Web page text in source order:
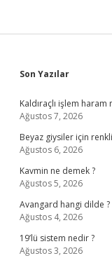
Sidebar
Son Yazılar
Kaldıraçlı işlem haram
Ağustos 7, 2026
Beyaz giysiler için
Ağustos 6, 2026
Kavmin ne demek ?
Ağustos 5, 2026
Avangard hangi dilde ?
Ağustos 4, 2026
19’lü sistem nedir ?
Ağustos 3, 2026